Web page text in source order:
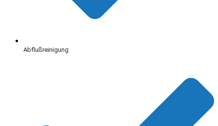
Abflußreinigung